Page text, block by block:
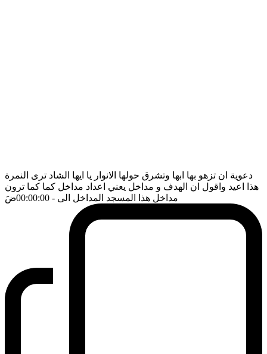
دعوية ان تزهو بها ابها وتشرق حولها الانوار يا ايها الشاد ترى النمرة
هذا اعيد واقول ان الهدف و مداخل يعني اعداد مداخل كما كما ترون
مداخل هذا المسجد المداخل الى - 00:00:00 ضَ